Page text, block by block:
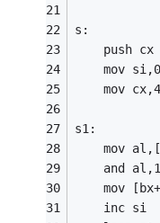
s:
	push cx
mov
mov
s1:
mov
and
mov
	inc si